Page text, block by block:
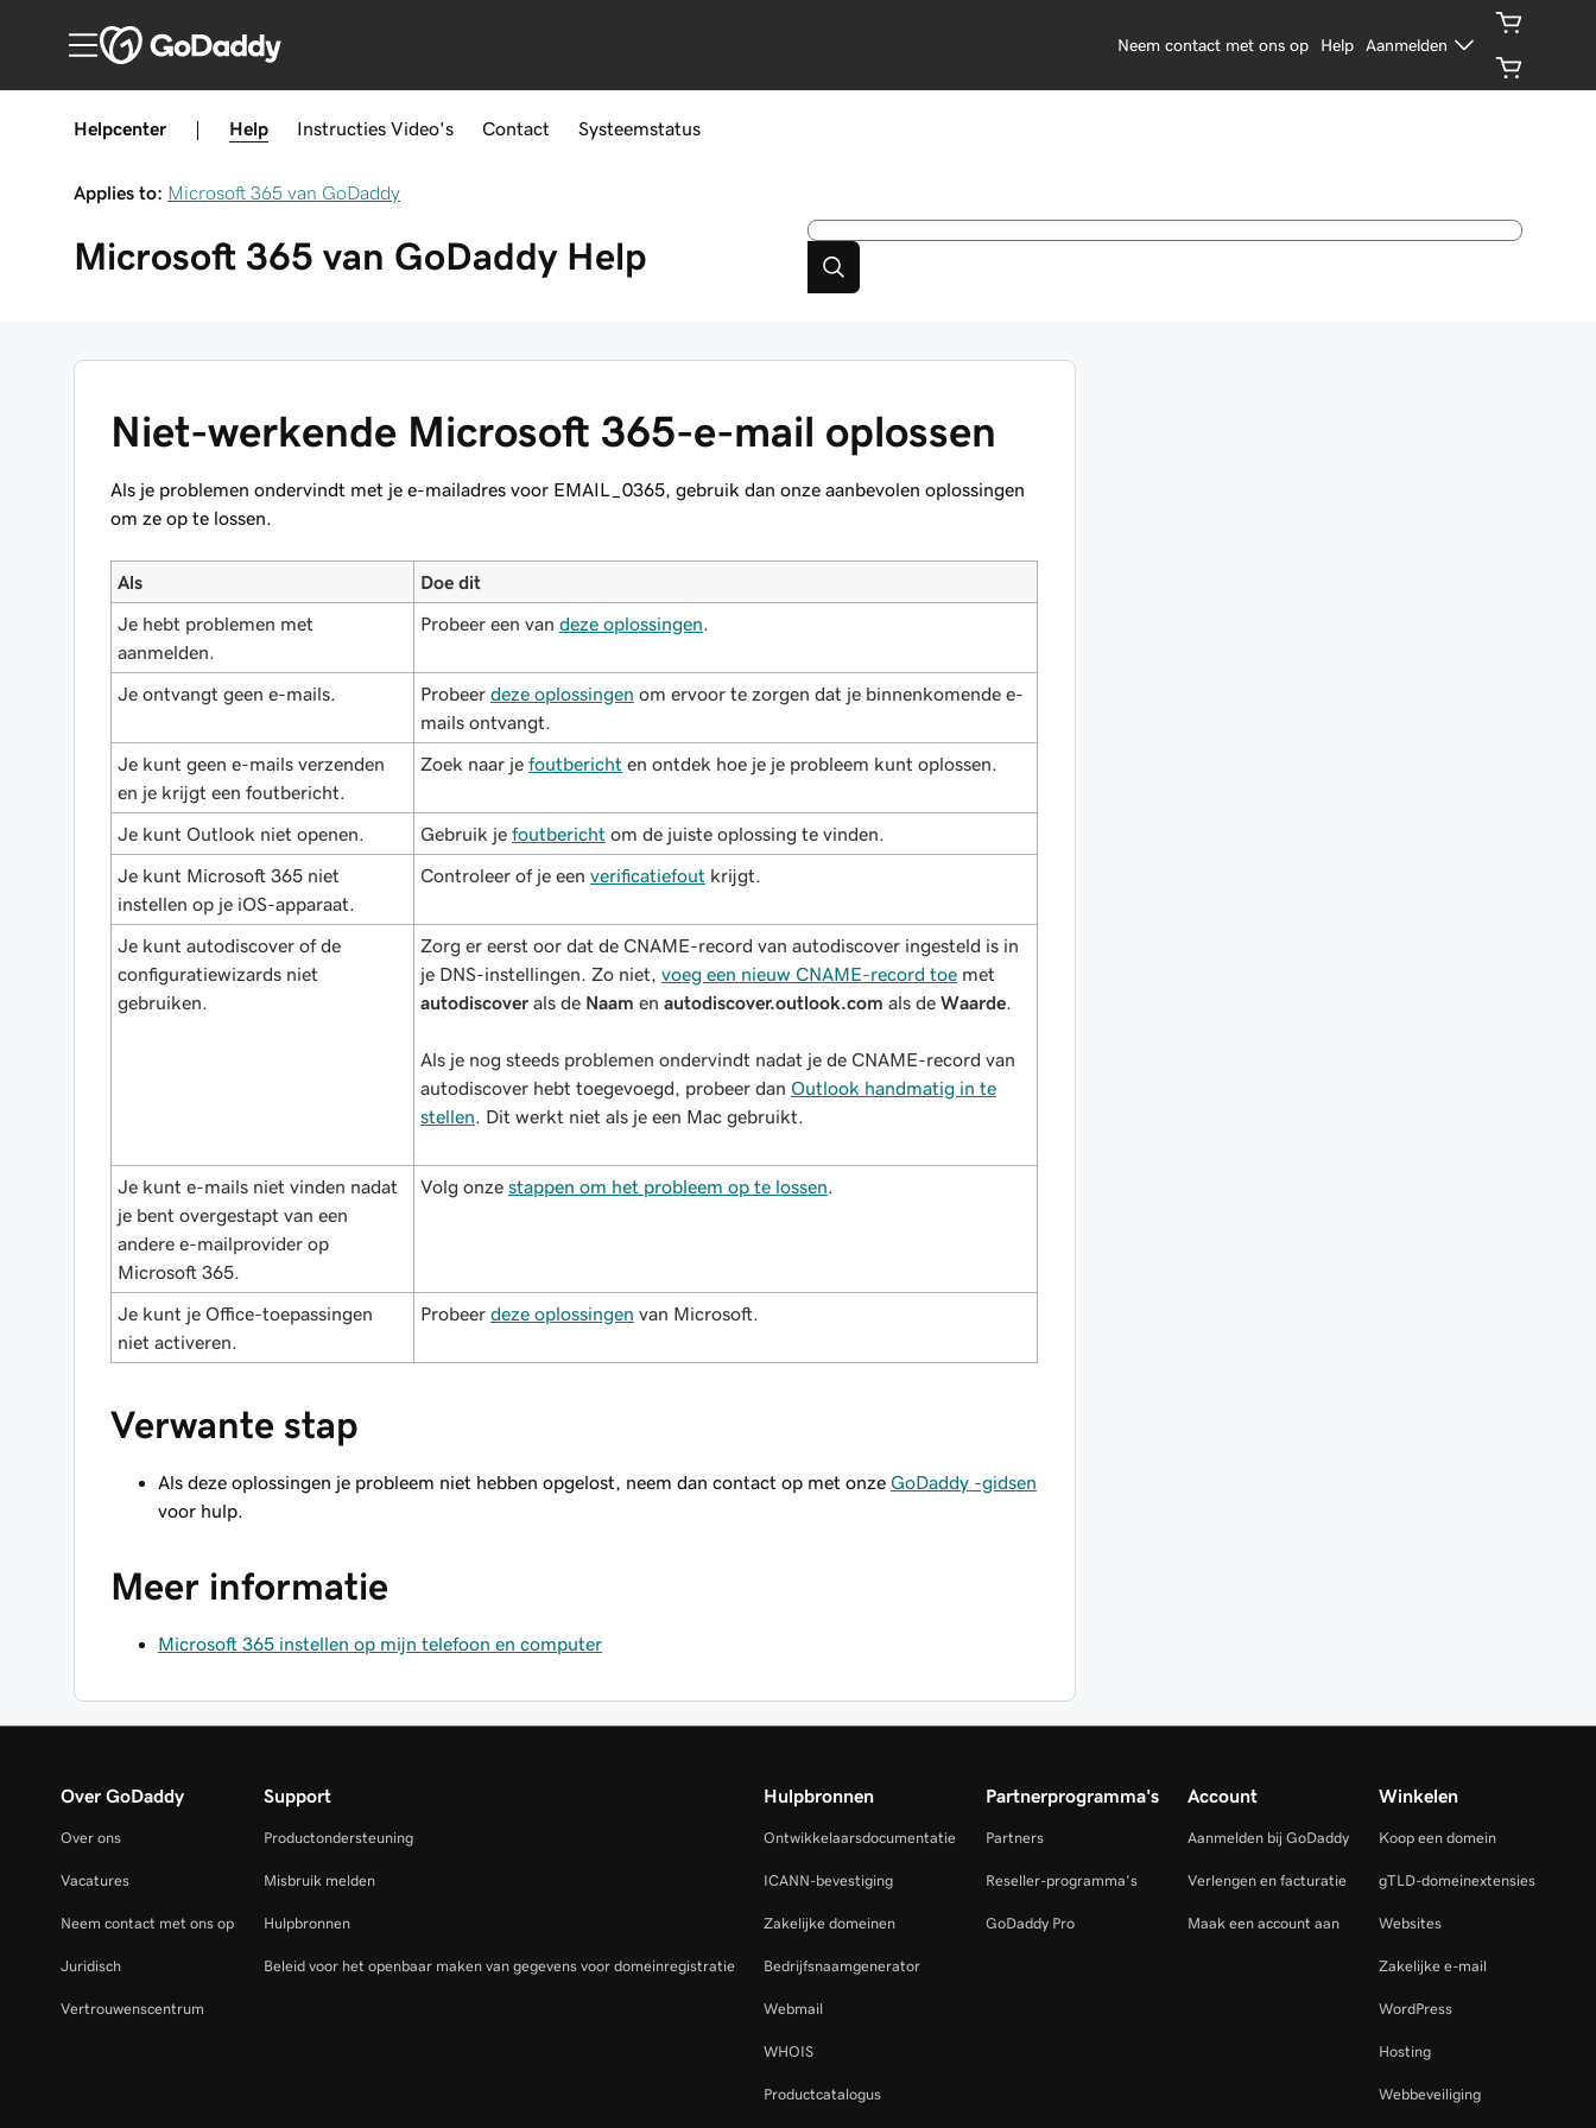
Neem contact met ons op Help Aanmelden
Helpcenter Help Instructies Video's Contact Systeemstatus
Applies to: Microsoft 365 van GoDaddy
Microsoft 365 van GoDaddy Help
Niet-werkende Microsoft 365-e-mail oplossen
Als je problemen ondervindt met je e-mailadres voor EMAIL_0365, gebruik dan onze aanbevolen oplossingen
om ze op te lossen.
Als Doe dit
Je hebt problemen met
aanmelden.
Probeer een van deze oplossingen
Je ontvangt geen e-mails. Probeer deze oplossingen om ervoor te zorgen dat je binnenkomende e-
mails ontvangt.
Je kunt geen e-mails verzenden
en je krijgt een foutbericht.
Zoek naar je foutbericht en ontdek hoe je je probleem kunt oplossen.
Je kunt Outlook niet openen. Gebruik je foutbericht om de juiste oplossing te vinden.
Je kunt Microsoft 365 niet
instellen op je iOS-apparaat.
Controleer of je een verificatiefout krijgt.
Je kunt autodiscover of de
configuratiewizards niet
gebruiken.
Zorg er eerst oor dat de CNAME-record van autodiscover ingesteld is in
je DNS-instellingen. Zo niet, voeg een nieuw CNAME-record toe met
autodiscover als de Naam en autodiscover.outlook.com als de Waarde
Als je nog steeds problemen ondervindt nadat je de CNAME-record van
autodiscover hebt toegevoegd, probeer dan Outlook handmatig in te
stellen . Dit werkt niet als je een Mac gebruikt.
Je kunt e-mails niet vinden nadat
je bent overgestapt van een
andere e-mailprovider op
Microsoft 365.
Volg onze stappen om het probleem op te lossen
Je kunt je Office-toepassingen
niet activeren.
Probeer deze oplossingen van Microsoft.
Verwante stap
Als deze oplossingen je probleem niet hebben opgelost, neem dan contact op met onze GoDaddy -gidsen
voor hulp.
Meer informatie
Microsoft 365 instellen op mijn telefoon en computer
Over GoDaddy
Over ons
Vacatures
Neem contact met ons op
Juridisch
Vertrouwenscentrum
Support
Productondersteuning
Misbruik melden
Hulpbronnen
Beleid voor het openbaar maken van gegevens voor domeinregistratie
Hulpbronnen
Ontwikkelaarsdocumentatie
ICANN-bevestiging
Zakelijke domeinen
Bedrijfsnaamgenerator
Webmail
WHOIS
Productcatalogus
Partnerprogramma's
Partners
Reseller-programma's
GoDaddy Pro
Account
Aanmelden bij GoDaddy
Verlengen en facturatie
Maak een account aan
Winkelen
Koop een domein
gTLD-domeinextensies
Websites
Zakelijke e-mail
WordPress
Hosting
Webbeveiliging